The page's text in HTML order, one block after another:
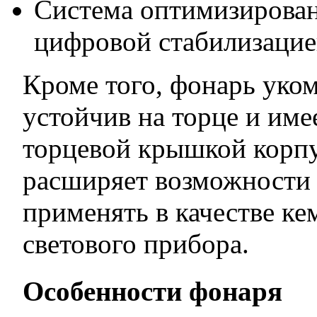
Система
цифровой
Кроме того, фонарь
устойчив на торце и
торцевой крышкой
расширяет возможности
применять в качестве
светового прибора.
Особенности фонаря